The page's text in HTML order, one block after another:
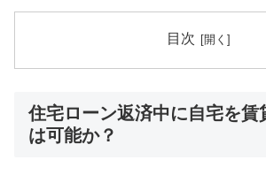
目次
住宅ローン返済中に自宅を賃
は可能か？